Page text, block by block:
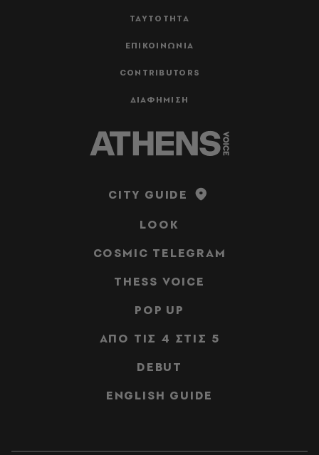
ΤΑΥΤΟΤΗΤΑ
ΕΠΙΚΟΙΝΩΝΙΑ
CONTRIBUTORS
ΔΙΑΦΗΜΙΣΗ
CITY GUIDE
LOOK
COSMIC TELEGRAM
THESS VOICE
POP UP
ΑΠΟ ΤΙΣ 4 ΣΤΙΣ 5
DEBUT
ENGLISH GUIDE